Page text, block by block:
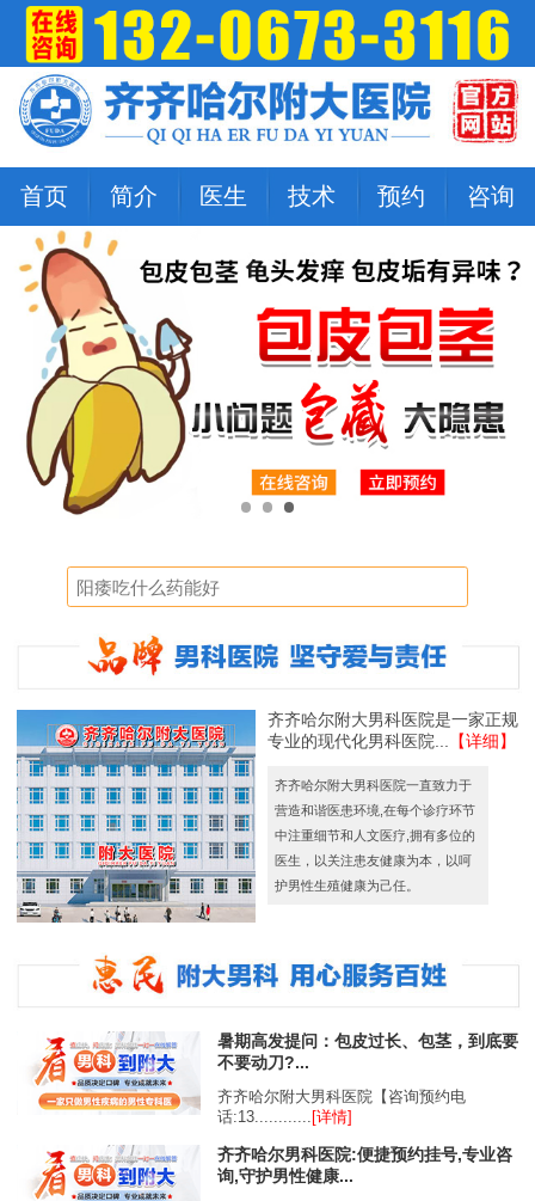
首页 简介 医生 技术 预约 咨询
齐齐哈尔附大男科医院是一家正规
专业的现代化男科医院...
【详细】
齐齐哈尔附大男科医院一直致力于
营造和谐医患环境,在每个诊疗环节
中注重细节和人文医疗,拥有多位的
医生，以关注患友健康为本，以呵
护男性生殖健康为己任。
暑期高发提问：包皮过长、包茎，到底要
不要动刀?...
齐齐哈尔附大男科医院【咨询预约电
话:13............ [详情]
齐齐哈尔男科医院:便捷预约挂号,专业咨
询,守护男性健康...